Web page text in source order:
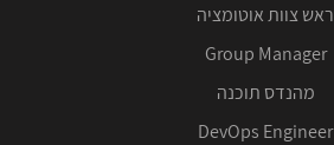
ראש צוות אוטומציה
Group Manager
מהנדס תוכנה
DevOps Engineer